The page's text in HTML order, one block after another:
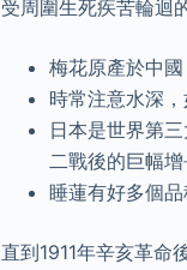
受周圍生死疾苦輪迴
梅花原產於中
時常注意水深
日本是世界第
二戰後的巨幅增
睡蓮有好多個品
直到1911年辛亥革命